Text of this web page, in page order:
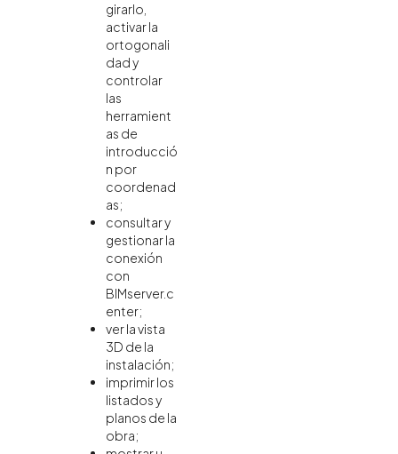
girarlo,
activar la
ortogonali
dad y
controlar
las
herramient
as de
introducció
n por
coordenad
as;
consultar y
gestionar la
conexión
con
BIMserver.c
enter;
ver la vista
3D de la
instalación;
imprimir los
listados y
planos de la
obra;